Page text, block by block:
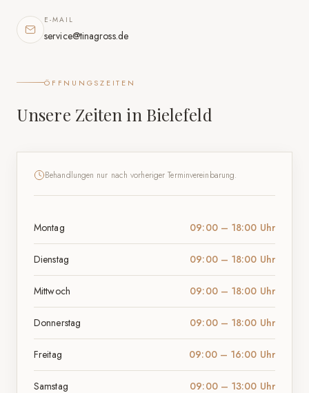
E-MAIL
service@tinagross.de
ÖFFNUNGSZEITEN
Unsere Zeiten in Bielefeld
Behandlungen nur nach vorheriger Terminvereinbarung.
Montag 09:00 – 18:00 Uhr
Dienstag 09:00 – 18:00 Uhr
Mittwoch 09:00 – 18:00 Uhr
Donnerstag 09:00 – 18:00 Uhr
Freitag 09:00 – 16:00 Uhr
Samstag 09:00 – 13:00 Uhr